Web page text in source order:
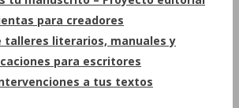
para creadores
talleres literarios, manuales y
para escritores
a tus textos